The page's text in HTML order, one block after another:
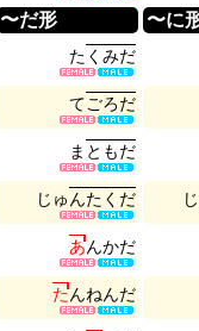
〜だ形 〜に
た く みだ
てごろだ
ま と もだ
じ ゅ んた く だ じ
あんかだ
たんねんだ